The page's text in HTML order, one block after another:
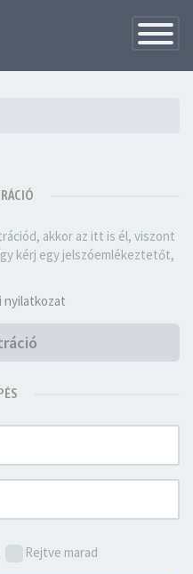
navigáció
akkor az itt is él, viszont
kérj egy jelszóemlékeztetőt,
nyilatkozat
Rejtve marad